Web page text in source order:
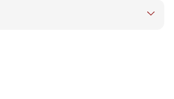
доставка в пределах КАД